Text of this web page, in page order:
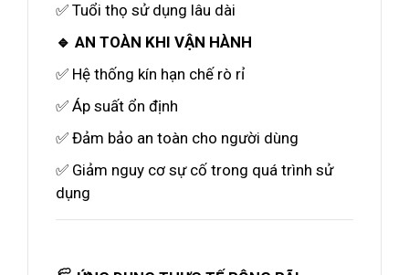
✅ Tuổi thọ sử dụng lâu dài
🔹 AN TOÀN KHI VẬN HÀNH
✅ Hệ thống kín hạn chế rò rỉ
✅ Áp suất ổn định
✅ Đảm bảo an toàn cho người dùng
✅ Giảm nguy cơ sự cố trong quá trình sử
dụng